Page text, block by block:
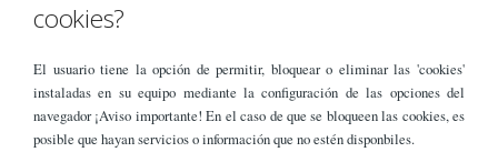
cookies?
El usuario tiene la opción de permitir, bloquear o eliminar las 'cookies'
instaladas en su equipo mediante la configuración de las opciones del
navegador ¡Aviso importante! En el caso de que se bloqueen las cookies, es
posible que hayan servicios o información que no estén disponbiles.